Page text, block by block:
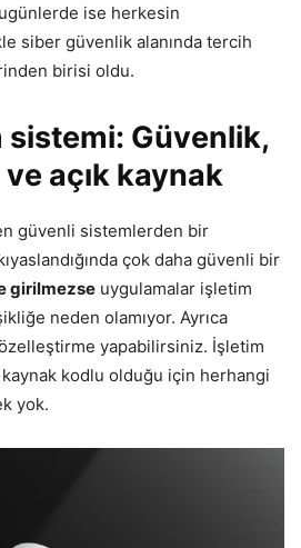
ise herkesin
siber güvenlik alanında tercih
birisi oldu.
Güvenlik,
açık kaynak
güvenli sistemlerden bir
çok daha güvenli bir
girilmezse uygulamalar işletim
neden olamıyor. Ayrıca
yapabilirsiniz. İşletim
kodlu olduğu için herhangi
yok.